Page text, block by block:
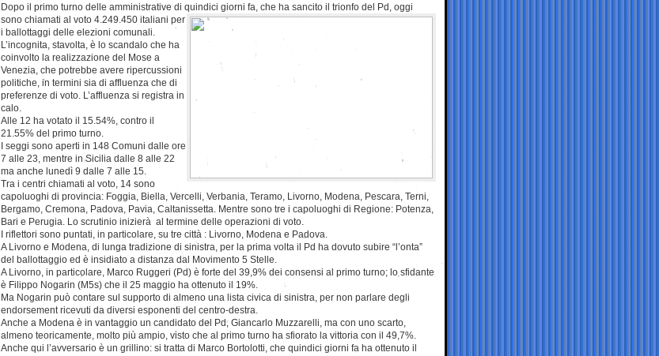
Dopo il primo turno delle amministrative di quindici giorni fa, che ha sancito il trionfo del Pd, oggi
sono chiamati al voto 4.249.450 italiani per
i ballottaggi delle elezioni comunali.
L’incognita, stavolta, è lo scandalo che ha
coinvolto la realizzazione del Mose a
Venezia, che potrebbe avere ripercussioni
politiche, in termini sia di affluenza che di
preferenze di voto. L’affluenza si registra in
calo.
Alle 12 ha votato il 15.54%, contro il
21.55% del primo turno.
I seggi sono aperti in 148 Comuni dalle ore
7 alle 23, mentre in Sicilia dalle 8 alle 22
ma anche lunedì 9 dalle 7 alle 15.
Tra i centri chiamati al voto, 14 sono
capoluoghi di provincia: Foggia, Biella, Vercelli, Verbania, Teramo, Livorno, Modena, Pescara, Terni,
Bergamo, Cremona, Padova, Pavia, Caltanissetta. Mentre sono tre i capoluoghi di Regione: Potenza,
Bari e Perugia. Lo scrutinio inizierà al termine delle operazioni di voto.
I riflettori sono puntati, in particolare, su tre città : Livorno, Modena e Padova.
A Livorno e Modena, di lunga tradizione di sinistra, per la prima volta il Pd ha dovuto subire “l’onta”
del ballottaggio ed è insidiato a distanza dal Movimento 5 Stelle.
A Livorno, in particolare, Marco Ruggeri (Pd) è forte del 39,9% dei consensi al primo turno; lo sfidante
è Filippo Nogarin (M5s) che il 25 maggio ha ottenuto il 19%.
Ma Nogarin può contare sul supporto di almeno una lista civica di sinistra, per non parlare degli
endorsement ricevuti da diversi esponenti del centro-destra.
Anche a Modena è in vantaggio un candidato del Pd, Giancarlo Muzzarelli, ma con uno scarto,
almeno teoricamente, molto più ampio, visto che al primo turno ha sfiorato la vittoria con il 49,7%.
Anche qui l’avversario è un grillino: si tratta di Marco Bortolotti, che quindici giorni fa ha ottenuto il